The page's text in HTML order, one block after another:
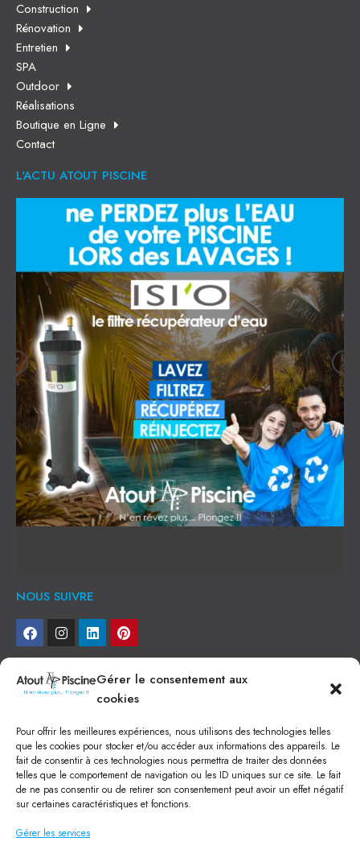
Gérer le consentement aux
cookies
Pour offrir les meilleures expériences, nous utilisons des technologies telles
que les cookies pour stocker et/ou accéder aux informations des appareils. Le
fait de consentir à ces technologies nous permettra de traiter des données
telles que le comportement de navigation ou les ID uniques sur ce site. Le fait
de ne pas consentir ou de retirer son consentement peut avoir un effet négatif
sur certaines caractéristiques et fonctions.
Gérer les services
Construction
Rénovation
Entretien
SPA
Outdoor
Réalisations
Boutique en Ligne
Contact
L'ACTU ATOUT PISCINE
NOUS SUIVRE
NEWSLETTER
Je veux recevoir toute l'actu
NOS SERVICES
Construction de piscine béton à Narbonne
Piscine coque à Narbonne
Acheter SPA à Narbonne
Pisciniste Narbonne
Mini piscine